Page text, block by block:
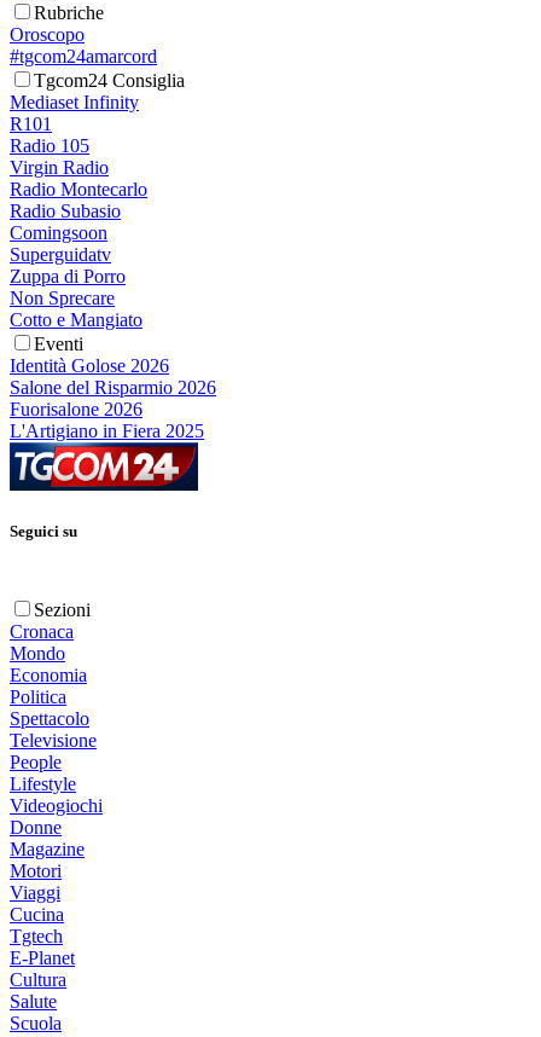
Rubriche
Oroscopo
#tgcom24amarcord
Tgcom24 Consiglia
Mediaset Infinity
R101
Radio 105
Virgin Radio
Radio Montecarlo
Radio Subasio
Comingsoon
Superguidatv
Zuppa di Porro
Non Sprecare
Cotto e Mangiato
Eventi
Identità Golose 2026
Salone del Risparmio 2026
Fuorisalone 2026
L'Artigiano in Fiera 2025
Seguici su
Sezioni
Cronaca
Mondo
Economia
Politica
Spettacolo
Televisione
People
Lifestyle
Videogiochi
Donne
Magazine
Motori
Viaggi
Cucina
Tgtech
E-Planet
Cultura
Salute
Scuola